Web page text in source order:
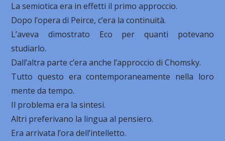
La semiotica era in effetti il primo approccio.
Dopo l’opera di Peirce, c’era la continuità.
L’aveva dimostrato Eco per quanti potevano
studiarlo.
Dall’altra parte c’era anche l’approccio di Chomsky.
Tutto questo era contemporaneamente nella loro
mente da tempo.
Il problema era la sintesi.
Altri preferivano la lingua al pensiero.
Era arrivata l’ora dell’intelletto.